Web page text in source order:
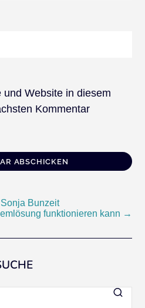
Website in diesem
Kommentar
Bunzeit
funktionieren kann →